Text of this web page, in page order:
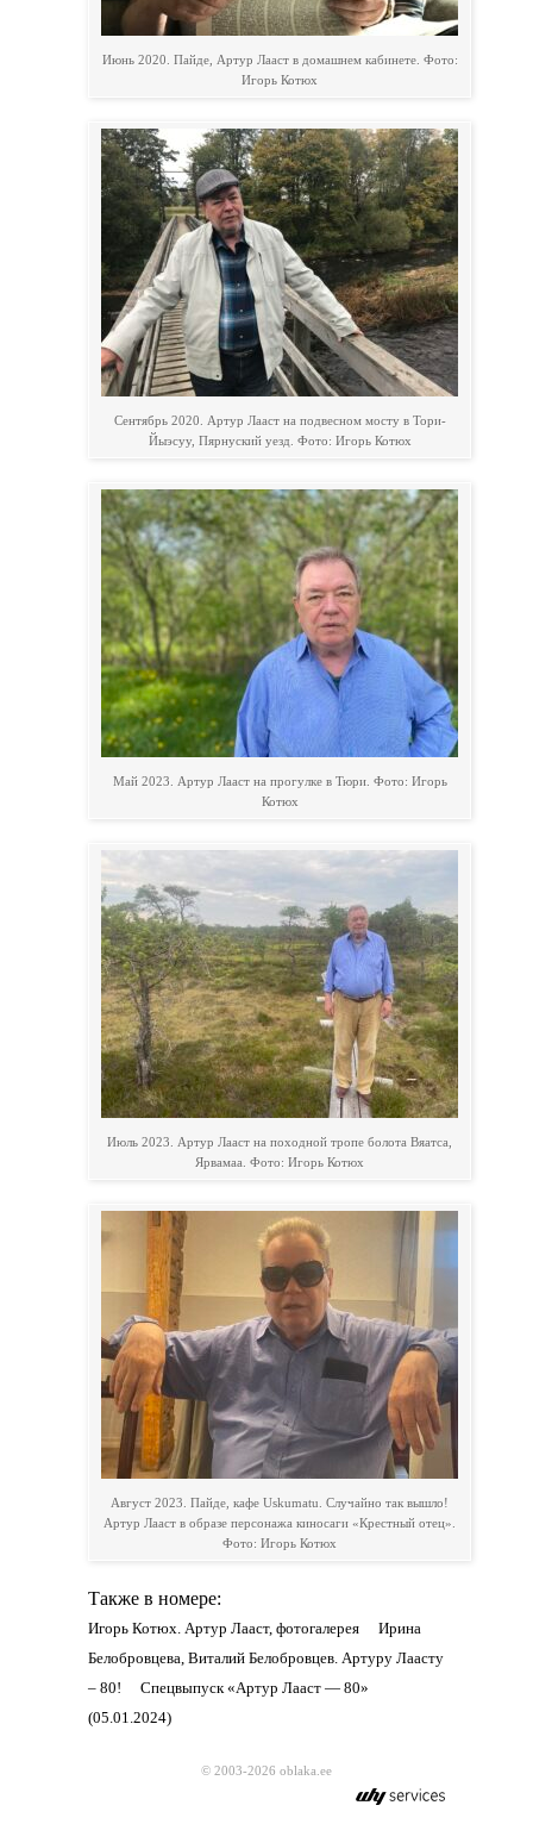
Июнь 2020. Пайде, Артур Лааст в домашнем кабинете. Фото:
Игорь Котюх
Сентябрь 2020. Артур Лааст на подвесном мосту в Тори-
Йыэсуу, Пярнуский уезд. Фото: Игорь Котюх
Май 2023. Артур Лааст на прогулке в Тюри. Фото: Игорь
Котюх
Июль 2023. Артур Лааст на походной тропе болота Вяатса,
Ярвамаа. Фото: Игорь Котюх
Август 2023. Пайде, кафе Uskumatu. Случайно так вышло!
Артур Лааст в образе персонажа киносаги «Крестный отец».
Фото: Игорь Котюх
Также в номере:
Игорь Котюх. Артур Лааст, фотогалерея
Ирина
Белобровцева, Виталий Белобровцев. Артуру Лаасту
– 80!
Спецвыпуск «Артур Лааст — 80»
(05.01.2024)
© 2003-2026 oblaka.ee